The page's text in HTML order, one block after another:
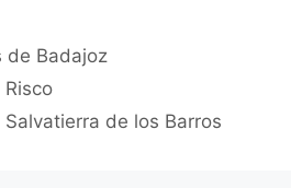
de Badajoz
de los Barros